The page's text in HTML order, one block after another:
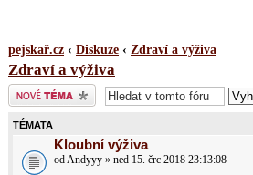
pejskař.cz ‹ Diskuze ‹ Zdraví a výživa
Zdraví a výživa
Odeslat nové téma
TÉMATA
Kloubní výživa
od Andyyy » ned 15. črc 2018 23:13:08